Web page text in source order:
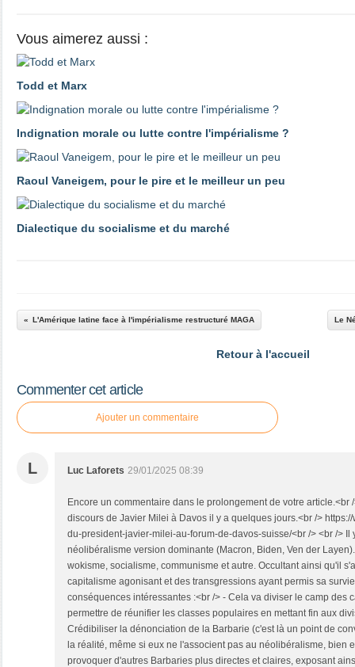
Vous aimerez aussi :
Todd et Marx
Indignation morale ou lutte contre l'impérialisme ?
Raoul Vaneigem, pour le pire et le meilleur un peu
Dialectique du socialisme et du marché
L'Amérique latine face à l'impérialisme restructuré MAGA Le
Retour à l'accueil
Commenter cet article
Ajouter un commentaire
L Luc Laforets 29/01/2025 08:39
Encore un commentaire dans le prolongement de votre article.<br
discours de Javier Milei à Davos il y a quelques jours.<br />
du-president-javier-milei-au-forum-de-davos-suisse/<br /> <br /> Il
néolibéralisme version dominante (Macron, Biden, Ven der
wokisme, socialisme, communisme et autre. Occultant ainsi qu'il
capitalisme agonisant et des transgressions ayant permis sa
conséquences intéressantes :<br /> - Cela va diviser le camp des
permettre de réunifier les classes populaires en mettant fin aux
Crédibiliser la dénonciation de la Barbarie (c'est là un point de
la réalité, même si eux ne l'associent pas au néolibéralisme, bien
provoquer d'autres Barbaries plus directes et claires, exposant